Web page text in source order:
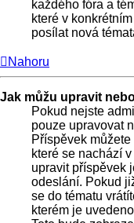
každého fóra a
které v
posílat nová
Nahoru
Jak můžu upravit
Pokud nejste
pouze upravovat
Příspěvek můžete
které se nachází
upravit příspěvek
odeslání. Pokud
se do tématu
kterém je